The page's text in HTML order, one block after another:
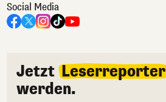
Social Media
Jetzt Leserreporter
werden.